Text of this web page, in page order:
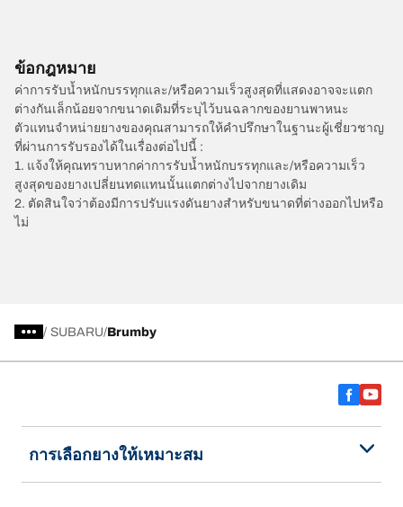
ข้อกฎหมาย
ค่าการรับน้ำหนักบรรทุกและ/หรือความเร็วสูงสุดที่แสดงอาจจะแตก
ต่างกันเล็กน้อยจากขนาดเดิมที่ระบุไว้บนฉลากของยานพาหนะ
ตัวแทนจำหน่ายยางของคุณสามารถให้คำปรึกษาในฐานะผู้เชี่ยวชาญ
ที่ผ่านการรับรองได้ในเรื่องต่อไปนี้ :
1. แจ้งให้คุณทราบหากค่าการรับน้ำหนักบรรทุกและ/หรือความเร็ว
สูงสุดของยางเปลี่ยนทดแทนนั้นแตกต่างไปจากยางเดิม
2. ตัดสินใจว่าต้องมีการปรับแรงดันยางสำหรับขนาดที่ต่างออกไปหรือ
ไม่
/ SUBARU Brumby
การเลือกยางให้เหมาะสม